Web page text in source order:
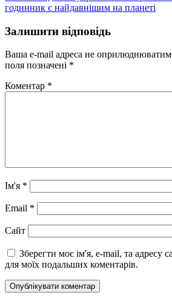
записів
годинник є найдавнішим на планеті
Залишити відповідь
Ваша e-mail адреса не
поля позначені *
Коментар *
Ім'я *
Email *
Сайт
Зберегти моє ім'я, e-mail, та адресу
для моїх подальших коментарів.